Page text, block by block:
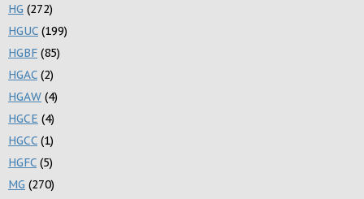
HG (272)
HGUC (199)
HGBF (85)
HGAC (2)
HGAW (4)
HGCE (4)
HGCC (1)
HGFC (5)
MG (270)